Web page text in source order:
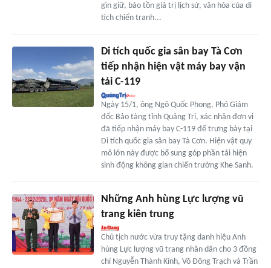
gìn giữ, bảo tồn giá trị lịch sử, văn hóa của di
tích chiến tranh...
Di tích quốc gia sân bay Tà Cơn
tiếp nhận hiện vật máy bay vận
tải C-119
Ngày 15/1, ông Ngô Quốc Phong, Phó Giám
đốc Bảo tàng tỉnh Quảng Trị, xác nhận đơn vị
đã tiếp nhận máy bay C-119 để trưng bày tại
Di tích quốc gia sân bay Tà Cơn. Hiện vật quy
mô lớn này được bổ sung góp phần tái hiện
sinh động không gian chiến trường Khe Sanh.
Những Anh hùng Lực lượng vũ
trang kiên trung
Chủ tịch nước vừa truy tặng danh hiệu Anh
hùng Lực lượng vũ trang nhân dân cho 3 đồng
chí Nguyễn Thành Kính, Võ Đông Trạch và Trần